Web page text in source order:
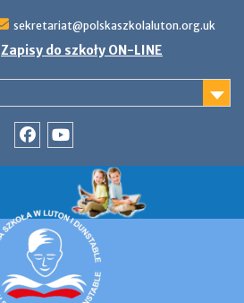
sekretariat@polskaszkolaluton.org.uk
Zapisy do szkoły ON-LINE